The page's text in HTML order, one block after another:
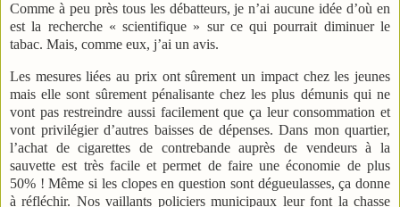
Comme à peu près tous les débatteurs, je n’ai aucune idée d’où en
est la recherche « scientifique » sur ce qui pourrait diminuer le
tabac. Mais, comme eux, j’ai un avis.
Les mesures liées au prix ont sûrement un impact chez les jeunes
mais elle sont sûrement pénalisante chez les plus démunis qui ne
vont pas restreindre aussi facilement que ça leur consommation et
vont privilégier d’autres baisses de dépenses. Dans mon quartier,
l’achat de cigarettes de contrebande auprès de vendeurs à la
sauvette est très facile et permet de faire une économie de plus
50% ! Même si les clopes en question sont dégueulasses, ça donne
à réfléchir. Nos vaillants policiers municipaux leur font la chasse